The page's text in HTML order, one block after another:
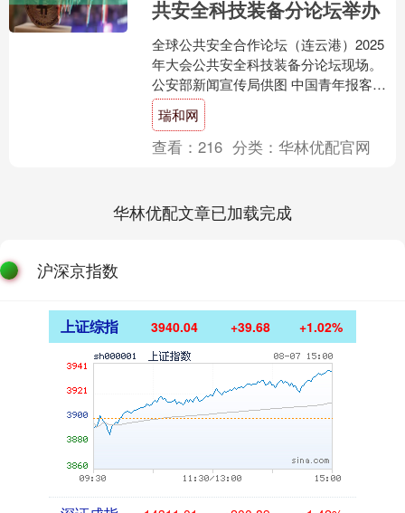
共安全科技装备分论坛举办
全球公共安全合作论坛（连云港）2025
年大会公共安全科技装备分论坛现场。
公安部新闻宣传局供图 中国青年报客户
端连云港9月17日电（中青报·中青网记者
何春中）9....
瑞和网
查看：216 分类：华林优配官网
华林优配文章已加载完成
沪深京指数
上证综指 3940.04 +39.68 +1.02%